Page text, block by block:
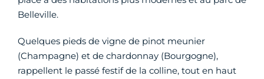
Belleville.
Quelques pieds de vigne de pinot meunier
(Champagne) et de chardonnay (Bourgogne),
rappellent le passé festif de la colline, tout en haut